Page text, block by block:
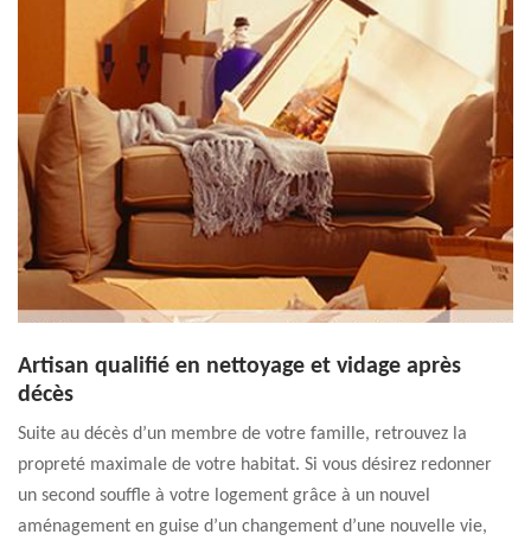
Artisan qualifié en nettoyage et vidage après
décès
Suite au décès d’un membre de votre famille, retrouvez la
propreté maximale de votre habitat. Si vous désirez redonner
un second souffle à votre logement grâce à un nouvel
aménagement en guise d’un changement d’une nouvelle vie,